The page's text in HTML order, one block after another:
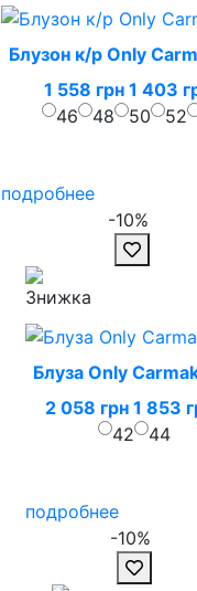
Блузон к/р Only
1 558 грн 1 403
46
48 50 52
подробнее
-10%
Блуза Only
2 058 грн 1 853
42
44
подробнее
-10%